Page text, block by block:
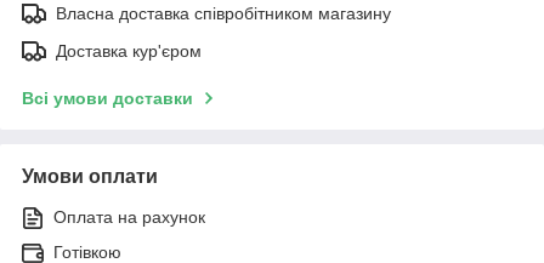
Власна доставка співробітником магазину
Доставка кур'єром
Всі умови доставки
Умови оплати
Оплата на рахунок
Готівкою